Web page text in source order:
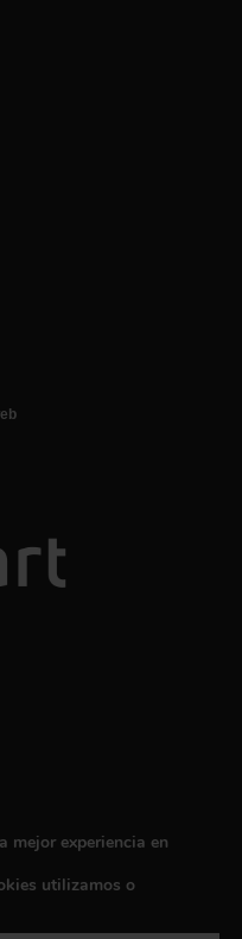
mejor experiencia en
utilizamos o